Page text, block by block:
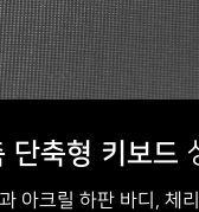
축형 키보드
아크릴 하판 바디, 체